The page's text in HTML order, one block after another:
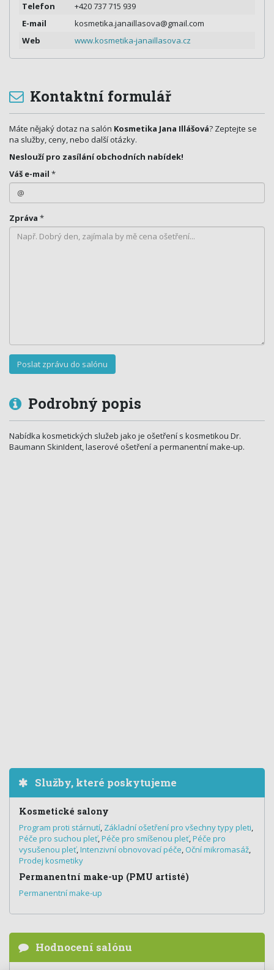
Telefon
+420 737 715 939
E-mail
kosmetika.janaillasova@gmail.com
Web
www.kosmetika-janaillasova.cz
Kontaktní formulář
Máte nějaký dotaz na salón Kosmetika Jana Illášová? Zeptejte se
na služby, ceny, nebo další otázky.
Neslouží pro zasílání obchodních nabídek!
Váš e-mail *
Zpráva *
Podrobný popis
Nabídka kosmetických služeb jako je ošetření s kosmetikou Dr.
Baumann SkinIdent, laserové ošetření a permanentní make-up.
Služby, které poskytujeme
Kosmetické salony
Program proti stárnutí, Základní ošetření pro všechny typy pleti,
Péče pro suchou pleť,Péče pro smíšenou pleť,Péče pro
vysušenou pleť,Intenzivní obnovovací péče, Oční mikromasáž,
Prodej kosmetiky
Permanentní make-up (PMU artisté)
Permanentní make-up
Hodnocení salónu